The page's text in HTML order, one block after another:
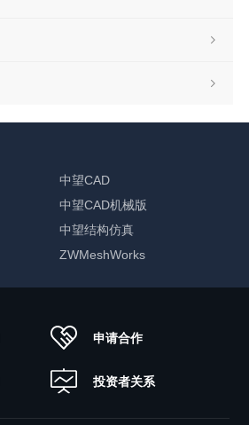
中望CAD
中望CAD机械版
中望结构仿真
ZWMeshWorks
申请合作
投资者关系